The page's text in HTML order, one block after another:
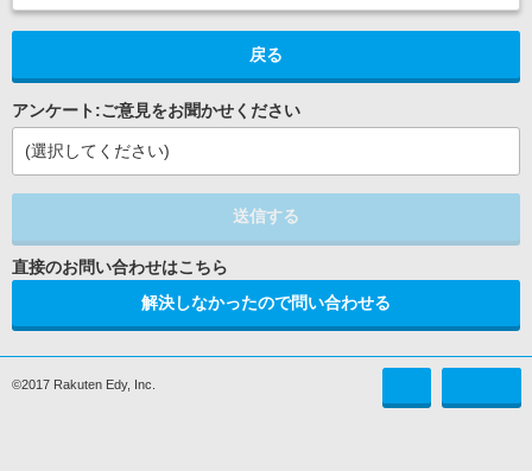
戻る
アンケート:ご意見をお聞かせください
(選択してください)
送信する
解決しなかったので問い合わせる
©2017 Rakuten Edy, Inc.